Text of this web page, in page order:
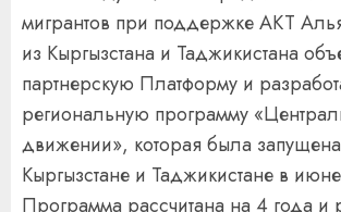
мигрантов при поддержке АКТ
из Кыргызстана и Таджикистана
партнерскую Платформу и
региональную программу
движении», которая была
Кыргызстане и Таджикистане в
Программа рассчитана на 4 года и